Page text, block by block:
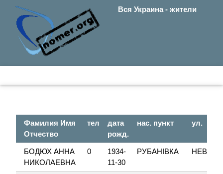
Вся Украина - жители
Фамилия Имя
Отчество
тел
дата
рожд.
нас. пункт ул.
БОДЮХ АННА
НИКОЛАЕВНА
0
1934-
11-30
РУБАНІВКА